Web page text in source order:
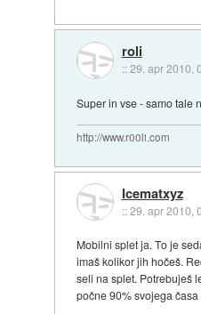
roli
::29. apr 2010,
Super in vse - samo tale
http://www.r00li.com
Icematxyz
::29. apr 2010,
Mobilni splet ja. To je
imaš kolikor jih hočeš.
seli na splet. Potrebuješ
počne 90% svojega